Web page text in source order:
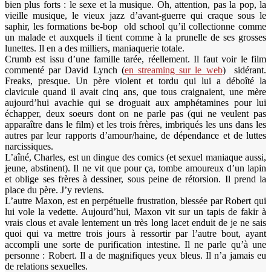
bien plus forts : le sexe et la musique. Oh, attention, pas la pop, la
vieille musique, le vieux jazz d’avant-guerre qui craque sous le
saphir, les formations be-bop old school qu’il collectionne comme
un malade et auxquels il tient comme à la prunelle de ses grosses
lunettes. Il en a des milliers, maniaquerie totale.
Crumb est issu d’une famille tarée, réellement. Il faut voir le film
commenté par David Lynch (en streaming sur le web) sidérant.
Freaks, presque. Un père violent et tordu qui lui a déboîté la
clavicule quand il avait cinq ans, que tous craignaient, une mère
aujourd’hui avachie qui se droguait aux amphétamines pour lui
échapper, deux soeurs dont on ne parle pas (qui ne veulent pas
apparaître dans le film) et les trois frères, imbriqués les uns dans les
autres par leur rapports d’amour/haine, de dépendance et de luttes
narcissiques.
L’aîné, Charles, est un dingue des comics (et sexuel maniaque aussi,
jeune, abstinent). Il ne vit que pour ça, tombe amoureux d’un lapin
et oblige ses frères à dessiner, sous peine de rétorsion. Il prend la
place du père. J’y reviens.
L’autre Maxon, est en perpétuelle frustration, blessée par Robert qui
lui vole la vedette. Aujourd’hui, Maxon vit sur un tapis de fakir à
vrais clous et avale lentement un très long lacet enduit de je ne sais
quoi qui va mettre trois jours à ressortir par l’autre bout, ayant
accompli une sorte de purification intestine. Il ne parle qu’à une
personne : Robert. Il a de magnifiques yeux bleus. Il n’a jamais eu
de relations sexuelles.